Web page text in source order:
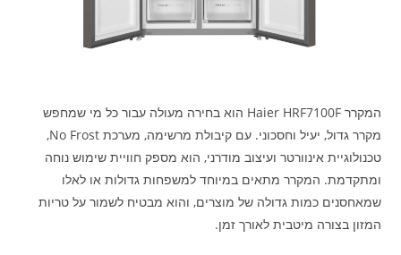
המקרר Haier HRF7100F הוא בחירה מעולה עבור כל מי שמחפש
מקרר גדול, יעיל וחסכוני. עם קיבולת מרשימה, מערכת No Frost,
טכנולוגיית אינוורטר ועיצוב מודרני, הוא מספק חוויית שימוש נוחה
ומתקדמת. המקרר מתאים במיוחד למשפחות גדולות או לאלו
שמאחסנים כמות גדולה של מוצרים, והוא מבטיח לשמור על טריות
המזון בצורה מיטבית לאורך זמן.